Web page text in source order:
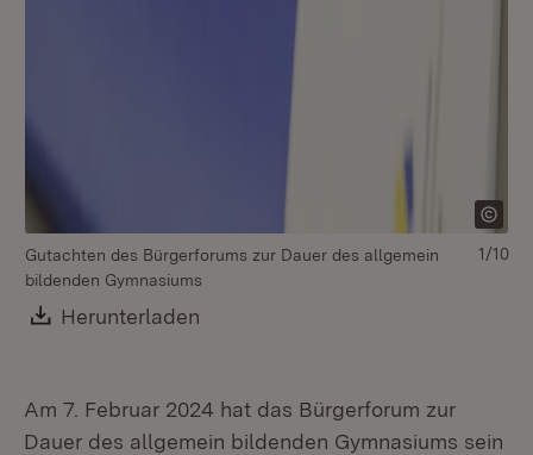
Gutachten des Bürgerforums zur Dauer des allgemein
bildenden Gymnasiums
Download:
Herunterladen
1/10
Am 7. Februar 2024 hat das Bürgerforum zur
Dauer des allgemein bildenden Gymnasiums sein